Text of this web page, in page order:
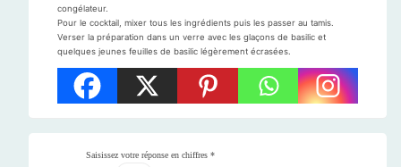
congélateur.
Pour le cocktail, mixer tous les ingrédients puis les passer au tamis.
Verser la préparation dans un verre avec les glaçons de basilic et
quelques jeunes feuilles de basilic légèrement écrasées.
Saisissez votre réponse en chiffres *